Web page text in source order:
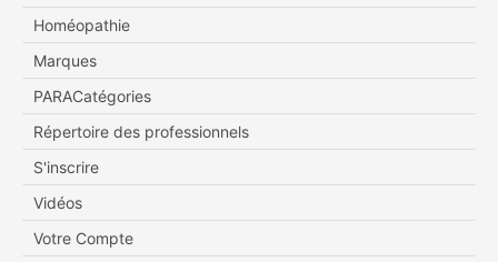
Homéopathie
Marques
PARACatégories
Répertoire des professionnels
S'inscrire
Vidéos
Votre Compte